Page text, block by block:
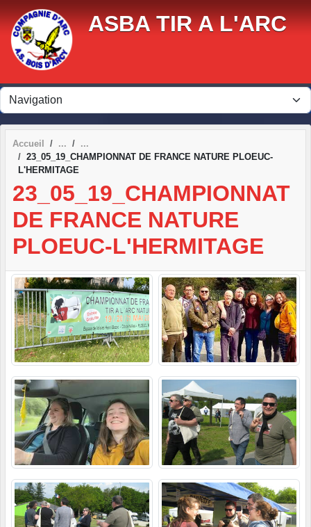
ASBA TIR A L'ARC
Accueil
23_05_19_CHAMPIONNAT DE FRANCE NATURE PLOEUC-
L'HERMITAGE
23_05_19_CHAMPIONNAT
DE FRANCE NATURE
PLOEUC-L'HERMITAGE
Panneau de gestion des cookies